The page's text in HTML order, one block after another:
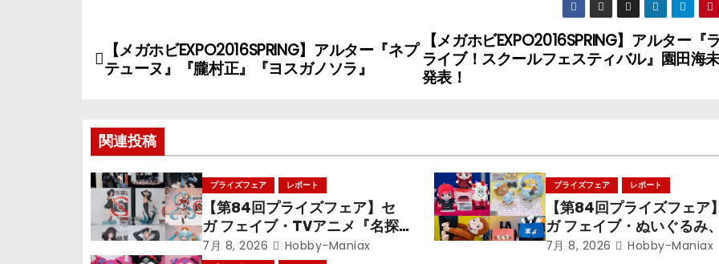
投
稿
ビ
ゲ
ー
シ
【メガホビEXPO2016SPRING】アルター『
ライブ！スクールフェスティバル』園田海
発表！
【メガホビEXPO2016SPRING】アルター『ネプ
テューヌ』『朧村正』『ヨスガノソラ』
関連投稿
プライズフェア レポート
【第84回プライズフェア】セ
ガ フェイブ・TVアニメ『名探
偵コナン』TVアニメ『呪術廻
7月 8, 2026 Hobby-Maniax
プライズフェア レポート
【第84回プライズフェア
ガ フェイブ・ぬいぐるみ
ズ『LiSA』『ミニオン』『
7月 8, 2026 Hobby-Maniax